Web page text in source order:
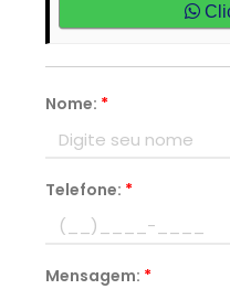
Nome: *
Telefone: *
Mensagem: *